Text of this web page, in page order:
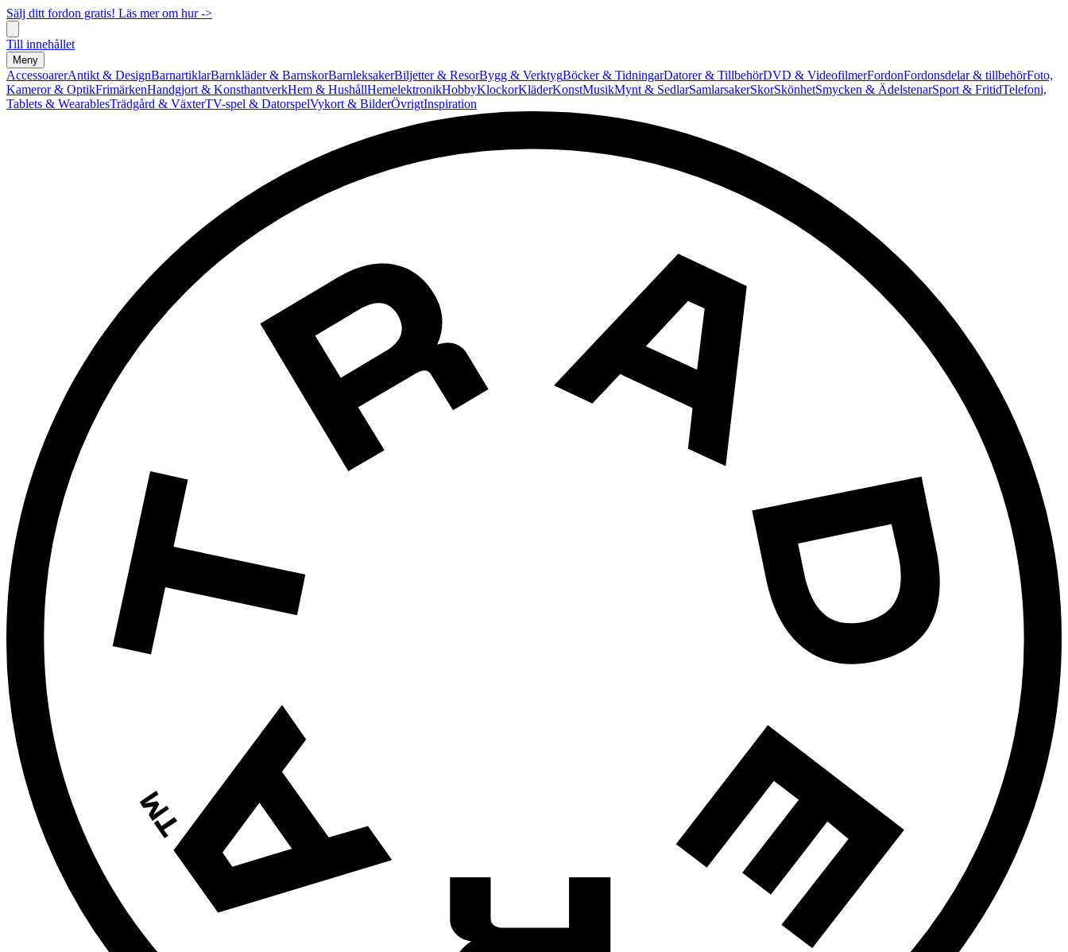
Sälj ditt fordon gratis! Läs mer om hur ->
Till innehållet
Meny
AccessoarerAntikt & DesignBarnartiklarBarnkläder & BarnskorBarnleksakerBiljetter & ResorBygg & VerktygBöcker & TidningarDatorer & TillbehörDVD & VideofilmerFordonFordonsdelar & tillbehörFoto,
Kameror & OptikFrimärkenHandgjort & KonsthantverkHem & HushållHemelektronikHobbyKlockorKläderKonstMusikMynt & SedlarSamlarsakerSkorSkönhetSmycken & ÄdelstenarSport & FritidTelefoni,
Tablets & WearablesTrädgård & VäxterTV-spel & DatorspelVykort & BilderÖvrigtInspiration